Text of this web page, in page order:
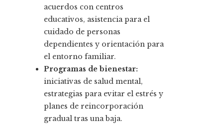
acuerdos con centros
educativos, asistencia para el
cuidado de personas
dependientes y orientación para
el entorno familiar.
Programas de bienestar:
iniciativas de salud mental,
estrategias para evitar el estrés y
planes de reincorporación
gradual tras una baja.